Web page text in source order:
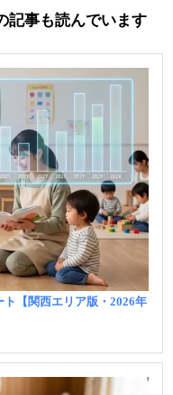
記事も読んでいます
ト【関西エリア版・2026年